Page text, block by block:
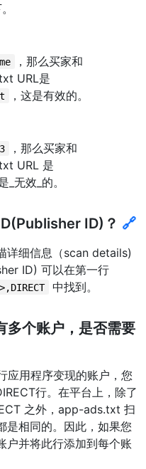
，那么买家和
URL是
，这是有效的。
，那么买家和
URL 是
_无效_的。
ID)？ 🔗
详细信息（scan details)
ID) 可以在第一行
中找到。
个账户，是否需要
用程序变现的账户，您
行。在平台上，除了
之外，app-ads.txt 扫
是相同的。因此，如果您
户并将此行添加到每个账